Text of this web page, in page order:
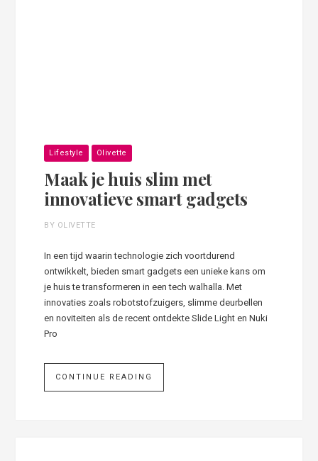
Lifestyle Olivette
Maak je huis slim met
innovatieve smart gadgets
BY OLIVETTE
In een tijd waarin technologie zich voortdurend
ontwikkelt, bieden smart gadgets een unieke kans om
je huis te transformeren in een tech walhalla. Met
innovaties zoals robotstofzuigers, slimme deurbellen
en noviteiten als de recent ontdekte Slide Light en Nuki
Pro
CONTINUE READING